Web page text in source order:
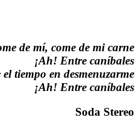
de mí, come de mi carne
¡Ah! Entre caníbales
tiempo en desmenuzarme
¡Ah! Entre caníbales
Soda Stereo